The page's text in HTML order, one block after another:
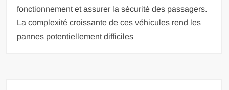
fonctionnement et assurer la sécurité des passagers.
La complexité croissante de ces véhicules rend les
pannes potentiellement difficiles